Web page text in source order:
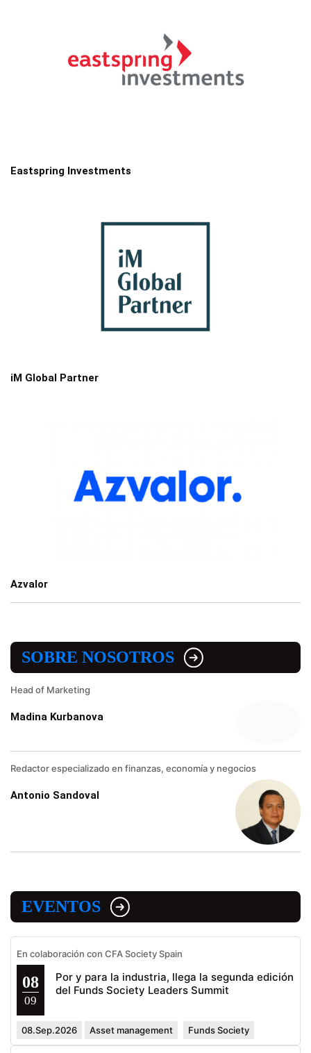
Eastspring Investments
iM Global Partner
Azvalor
SOBRE NOSOTROS
Head of Marketing
Madina Kurbanova
Redactor especializado en finanzas, economía y negocios
Antonio Sandoval
EVENTOS
En colaboración con CFA Society Spain
08
09
Por y para la industria, llega la segunda edición
del Funds Society Leaders Summit
08.Sep.2026 Asset management Funds Society